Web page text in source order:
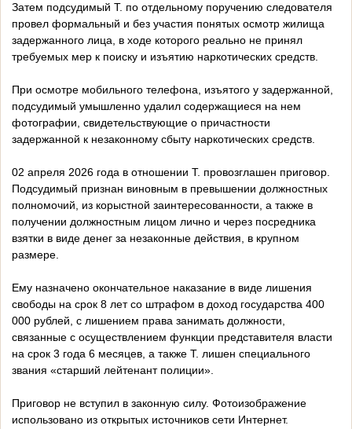
Затем подсудимый Т. по отдельному поручению следователя
провел формальный и без участия понятых осмотр жилища
задержанного лица, в ходе которого реально не принял
требуемых мер к поиску и изъятию наркотических средств.
При осмотре мобильного телефона, изъятого у задержанной,
подсудимый умышленно удалил содержащиеся на нем
фотографии, свидетельствующие о причастности
задержанной к незаконному сбыту наркотических средств.
02 апреля 2026 года в отношении Т. провозглашен приговор.
Подсудимый признан виновным в превышении должностных
полномочий, из корыстной заинтересованности, а также в
получении должностным лицом лично и через посредника
взятки в виде денег за незаконные действия, в крупном
размере.
Ему назначено окончательное наказание в виде лишения
свободы на срок 8 лет со штрафом в доход государства 400
000 рублей, с лишением права занимать должности,
связанные с осуществлением функции представителя власти
на срок 3 года 6 месяцев, а также Т. лишен специального
звания «старший лейтенант полиции».
Приговор не вступил в законную силу. Фотоизображение
использовано из открытых источников сети Интернет.